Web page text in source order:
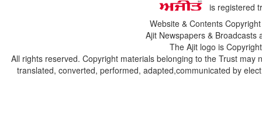
is registered
Website & Contents
Ajit Newspapers &
The Ajit logo is
All rights reserved. Copyright materials belonging to the Trust
translated, converted, performed, adapted,communicated by